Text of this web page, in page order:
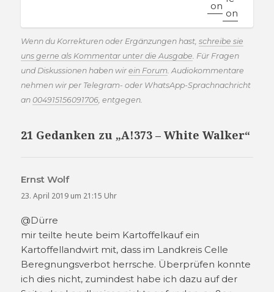
Wenn du Korrekturen oder Ergänzungen hast,schreibe sie
uns gerne als Kommentar unter die Ausgabe. Für Fragen
und Diskussionen haben wirein Forum. Audiokommentare
nehmen wir per Telegram- oder WhatsApp-Sprachnachricht
an004915156091706, entgegen.
21 Gedanken zu „A!373 – White Walker“
Ernst Wolfsagt:
23. April 2019 um 21:15 Uhr
@Dürre
mir teilte heute beim Kartoffelkauf ein
Kartoffellandwirt mit, dass im Landkreis Celle
Beregnungsverbot herrsche. Überprüfen konnte
ich dies nicht, zumindest habe ich dazu auf der